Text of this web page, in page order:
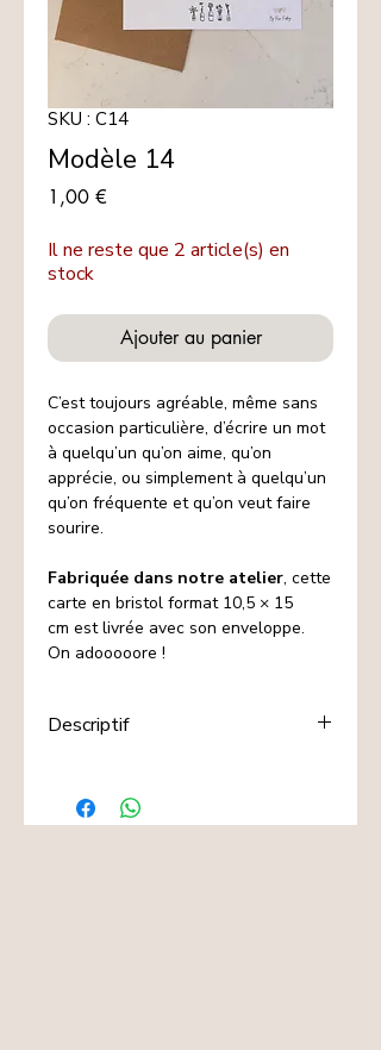
SKU : C14
Modèle 14
1,00 €
Il ne reste que 2 article(s) en
stock
Ajouter au panier
C’est toujours agréable, même sans
occasion particulière, d’écrire un mot
à quelqu’un qu’on aime, qu’on
apprécie, ou simplement à quelqu’un
qu’on fréquente et qu’on veut faire
sourire.
Fabriquée dans notre atelier, cette
carte en bristol format 10,5 × 15
cm est livrée avec son enveloppe.
On adooooore !
Descriptif